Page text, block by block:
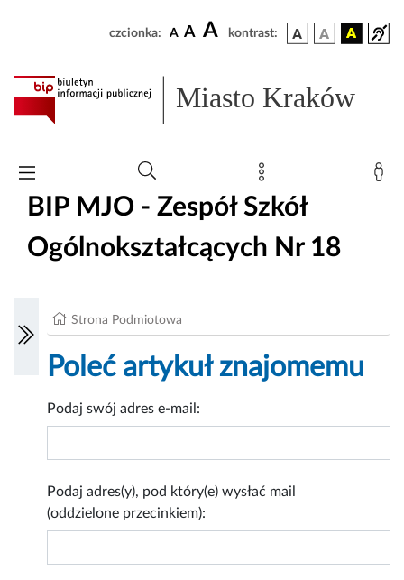
czcionka: A A A kontrast:
Miasto Kraków
BIP MJO - Zespół Szkół
Ogólnokształcących Nr 18
Strona Podmiotowa
Poleć artykuł znajomemu
Podaj swój adres e-mail:
Podaj adres(y), pod który(e) wysłać mail
(oddzielone przecinkiem):